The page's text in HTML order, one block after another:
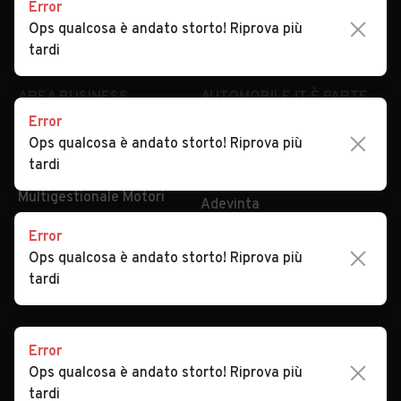
Impostazioni Privacy
Security
Valutazione auto
AREA BUSINESS
Registrazione
concessionario
Multigestionale Motori
AUTOMOBILE.IT È PARTE
subito.it
Adevinta
SEGUICI
Copyright © 2023 Marktplaats B.V. Tutti i diritti riservati.
Marktplaats B.V. - P.IVA 803.603.307.B.01
Error
Ops qualcosa è andato storto! Riprova più
tardi
Error
Ops qualcosa è andato storto! Riprova più
tardi
Error
Ops qualcosa è andato storto! Riprova più
tardi
Error
Ops qualcosa è andato storto! Riprova più
tardi